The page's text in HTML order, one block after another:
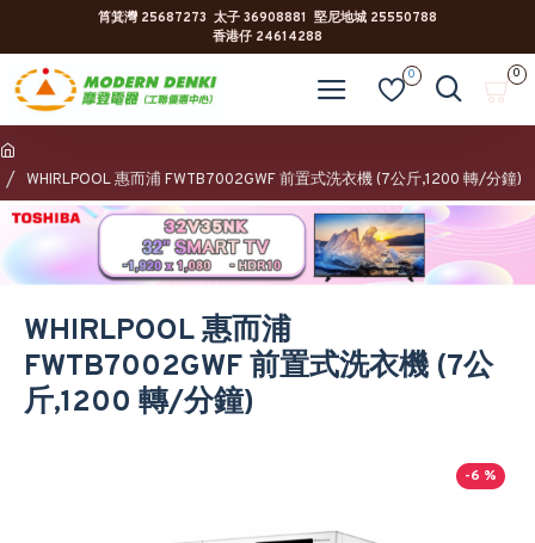
筲箕灣 25687273 太子 36908881 堅尼地城 25550788
香港仔 24614288
0 0
WHIRLPOOL 惠而浦 FWTB7002GWF 前置式洗衣機 (7公斤,1200 轉/分鐘)
WHIRLPOOL 惠而浦
FWTB7002GWF 前置式洗衣機 (7公
斤,1200 轉/分鐘)
-6 %